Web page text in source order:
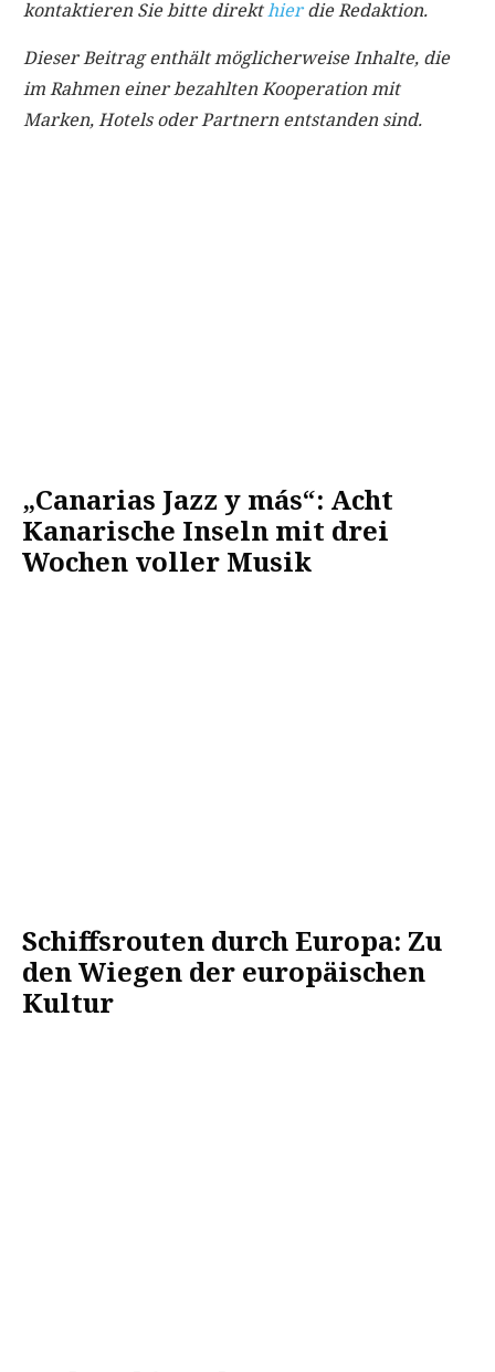
kontaktieren Sie bitte direkthierdie Redaktion.
Dieser Beitrag enthält möglicherweise Inhalte, die
im Rahmen einer bezahlten Kooperation mit
Marken, Hotels oder Partnern entstanden sind.
„Canarias Jazz y más“: Acht
Kanarische Inseln mit drei
Wochen voller Musik
Schiffsrouten durch Europa: Zu
den Wiegen der europäischen
Kultur